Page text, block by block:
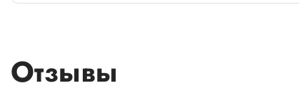
Отзывы